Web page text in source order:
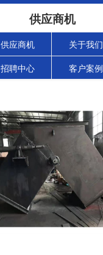
供应商机
供应商机 关于我们
招聘中心 客户案例